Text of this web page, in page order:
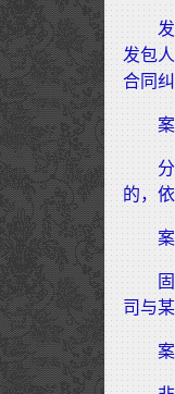
发包
合同
的，
司与